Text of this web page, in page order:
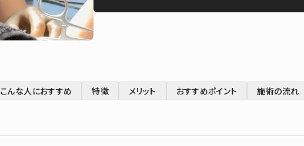
こんな人におすすめ 特徴 メリット おすすめポイント 施術の流れ